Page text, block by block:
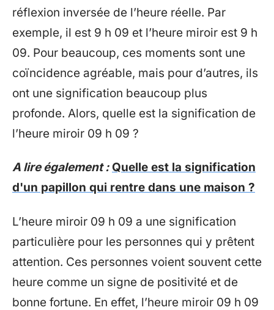
réflexion inversée de l’heure réelle. Par
exemple, il est 9 h 09 et l’heure miroir est 9 h
09. Pour beaucoup, ces moments sont une
coïncidence agréable, mais pour d’autres, ils
ont une signification beaucoup plus
profonde. Alors, quelle est la signification de
l’heure miroir 09 h 09 ?
A lire également : Quelle est la signification
d'un papillon qui rentre dans une maison ?
L’heure miroir 09 h 09 a une signification
particulière pour les personnes qui y prêtent
attention. Ces personnes voient souvent cette
heure comme un signe de positivité et de
bonne fortune. En effet, l’heure miroir 09 h 09